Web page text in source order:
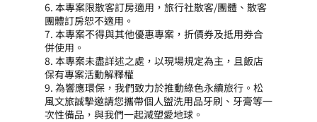
6. 本專案限散客訂房適用，旅行社散客/團體、散客
團體訂房恕不適用。
7. 本專案不得與其他優惠專案，折價券及抵用券合
併使用。
8. 本專案未盡詳述之處，以現場規定為主，且飯店
保有專案活動解釋權
9. 為響應環保，我們致力於推動綠色永續旅行。松
風文旅誠摯邀請您攜帶個人盥洗用品牙刷、牙膏等一
次性備品，與我們一起減塑愛地球。